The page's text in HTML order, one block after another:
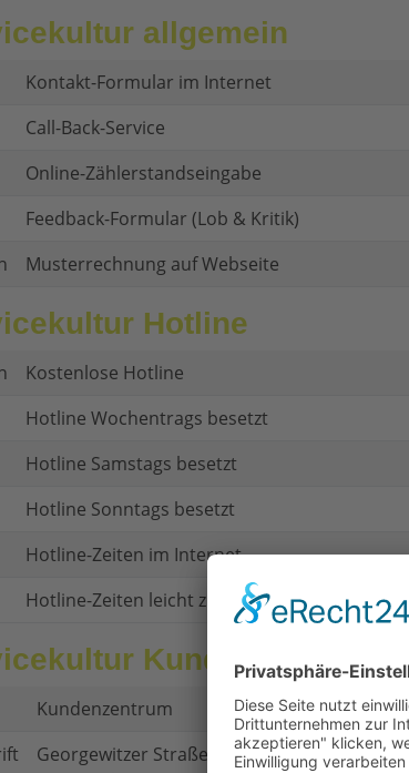
allgemein
Kontakt-Formular im Internet
Call-Back-Service
Online-Zählerstandseingabe
Feedback-Formular (Lob & Kritik)
Musterrechnung auf Webseite
Hotline
Kostenlose Hotline
Hotline Wochentrags besetzt
Hotline Samstags besetzt
Hotline Sonntags besetzt
Hotline-Zeiten im Internet
Hotline-Zeiten leicht zu finden
Kundenzentrum
Kundenzentrum
Georgewitzer Straße 54,